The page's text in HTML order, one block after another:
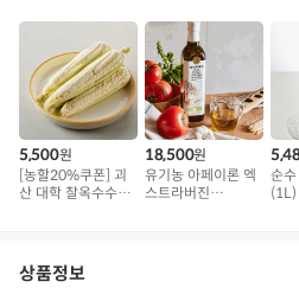
5,500원
[농할20%쿠폰] 괴
산 대학 찰옥수수 5
18,500원
유기농 아페이론 엑
스트라버진
순
(1L)
상품정보